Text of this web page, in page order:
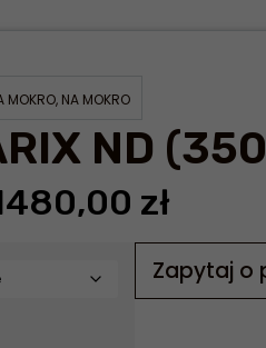
MOKRO, NA MOKRO
ND
zł
Zapytaj o